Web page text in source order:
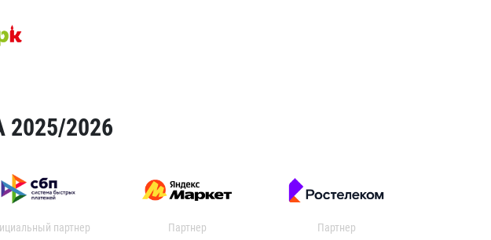
2026
партнер Партнер Партнер